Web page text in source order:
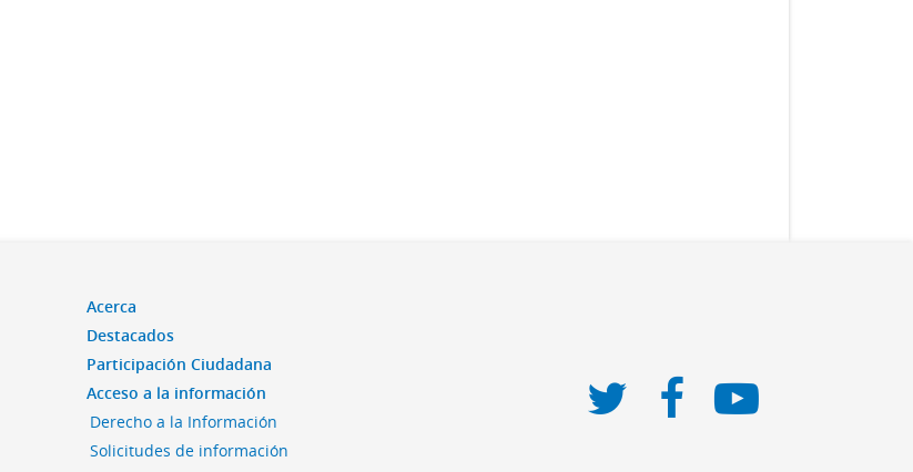
Acerca
Destacados
Participación Ciudadana
Acceso a la información
Derecho a la Información
Solicitudes de información